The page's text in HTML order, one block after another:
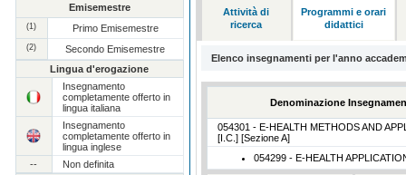
Emisemestre
(1) Primo Emisemestre
(2)
Secondo Emisemestre
Lingua d'erogazione
Insegnamento
completamente offerto in
lingua italiana
Insegnamento
completamente offerto in
lingua inglese
--
Non definita
Attività di
ricerca
Programmi e orari
didattici
Elenco insegnamenti per l'anno
Denominazione
054301 - E-HEALTH METHODS AND
[I.C.] [Sezione A]
054299 - E-HEALTH